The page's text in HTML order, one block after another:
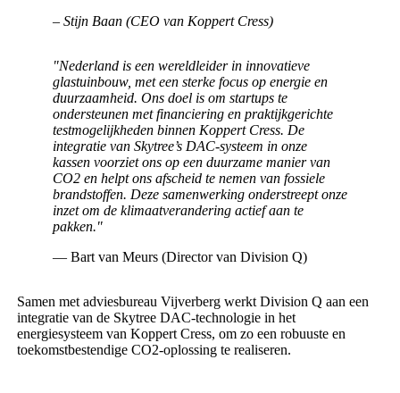
– Stijn Baan (CEO van Koppert Cress)
"Nederland is een wereldleider in innovatieve
glastuinbouw, met een sterke focus op energie en
duurzaamheid. Ons doel is om startups te
ondersteunen met financiering en praktijkgerichte
testmogelijkheden binnen Koppert Cress. De
integratie van Skytree’s DAC-systeem in onze
kassen voorziet ons op een duurzame manier van
CO2 en helpt ons afscheid te nemen van fossiele
brandstoffen. Deze samenwerking onderstreept onze
inzet om de klimaatverandering actief aan te
pakken."
— Bart van Meurs (Director van Division Q)
Samen met adviesbureau Vijverberg werkt Division Q aan een
integratie van de Skytree DAC-technologie in het
energiesysteem van Koppert Cress, om zo een robuuste en
toekomstbestendige CO2-oplossing te realiseren.